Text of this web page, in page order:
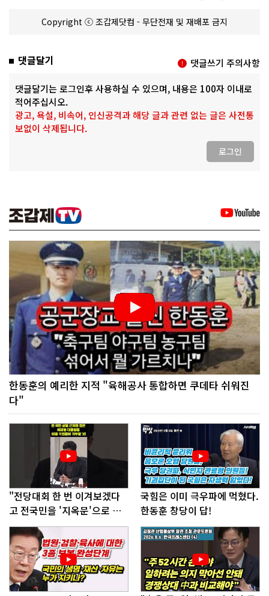
Copyright ⓒ 조갑제닷컴 - 무단전재 및 재배포 금지
댓글달기 댓글쓰기 주의사항
댓글달기는 로그인후 사용하실 수 있으며, 내용은 100자 이내로
적어주십시오.
광고, 욕설, 비속어, 인신공격과 해당 글과 관련 없는 글은 사전통
보없이 삭제됩니다.
로그인
한동훈의 예리한 지적 "육해공사 통합하면 쿠데타 쉬워진
다"
"전당대회 한 번 이겨보겠다
고 전국민을 '지옥문'으로 밀
어!"
국힘은 이미 극우파에 먹혔다.
한동훈 창당이 답!